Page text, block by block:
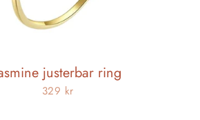
justerbar ring
329 kr